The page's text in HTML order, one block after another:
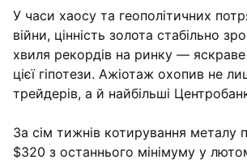
У часи хаосу та геополітичних
війни, цінність золота стабільно
хвиля рекордів на ринку —
цієї гіпотези. Ажіотаж охопив не
трейдерів, а й найбільші
За сім тижнів котирування металу
$320 з останнього мінімуму у